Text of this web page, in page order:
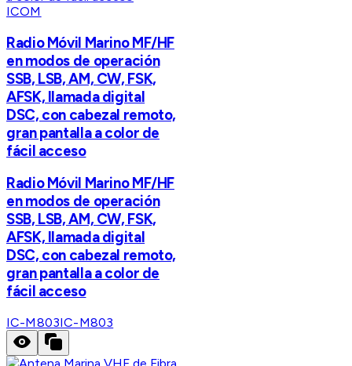
ICOM
Radio Móvil Marino MF/HF
en modos de operación
SSB, LSB, AM, CW, FSK,
AFSK, llamada digital
DSC, con cabezal remoto,
gran pantalla a color de
fácil acceso
Radio Móvil Marino MF/HF
en modos de operación
SSB, LSB, AM, CW, FSK,
AFSK, llamada digital
DSC, con cabezal remoto,
gran pantalla a color de
fácil acceso
IC-M803IC-M803